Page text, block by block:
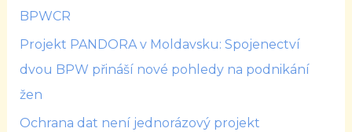
BPWCR
Projekt PANDORA v Moldavsku: Spojenectví
dvou BPW přináší nové pohledy na podnikání
žen
Ochrana dat není jednorázový projekt